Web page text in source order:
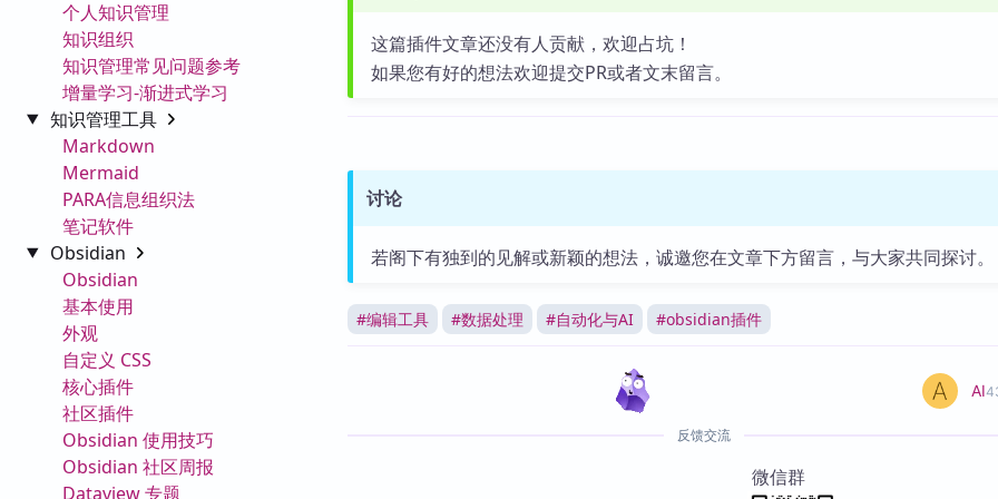
个人知识管理
知识组织
知识管理常见问题参考
增量学习-渐进式学习
知识管理工具
Markdown
Mermaid
PARA信息组织法
笔记软件
Obsidian
Obsidian
基本使用
外观
自定义 CSS
核心插件
社区插件
Obsidian 使用技巧
Obsidian 社区周报
Dataview 专题
这篇插件文章还没有人贡献，欢迎占坑！
如果您有好的想法欢迎提交PR或者文末留言。
讨论
若阁下有独到的见解或新颖的想法，诚邀您在文章下方留言，与大家共同探讨。
#编辑工具 #数据处理 #自动化与AI #obsidian插件
AI
反馈交流
微信群